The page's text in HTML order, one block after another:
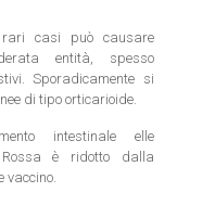
casi può causare
entità, spesso
Sporadicamente si
di tipo orticarioide.
intestinale elle
Rossa è ridotto dalla
vaccino.